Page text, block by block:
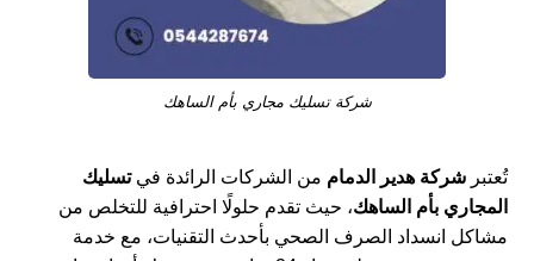
شركة تسليك مجاري بأم الساهك
تُعتبرشركة هدير الدمام من الشركات الرائدة فيتسليك
المجاري بأم الساهك، حيث تقدم حلولًا احترافية للتخلص من
مشاكل انسداد الصرف الصحي بأحدث التقنيات، مع خدمة